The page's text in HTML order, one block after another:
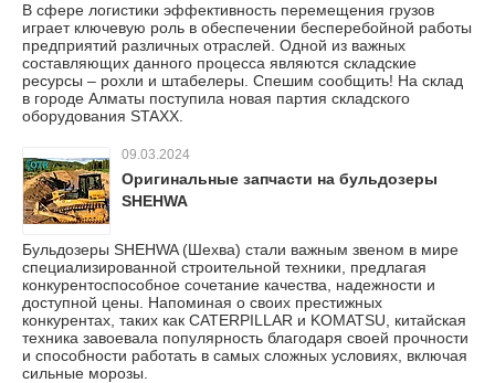
В сфере логистики эффективность перемещения грузов
играет ключевую роль в обеспечении бесперебойной работы
предприятий различных отраслей. Одной из важных
составляющих данного процесса являются складские
ресурсы – рохли и штабелеры. Спешим сообщить! На склад
в городе Алматы поступила новая партия складского
оборудования STAXX.
09.03.2024
Оригинальные запчасти на бульдозеры
SHEHWA
Бульдозеры SHEHWA (Шехва) стали важным звеном в мире
специализированной строительной техники, предлагая
конкурентоспособное сочетание качества, надежности и
доступной цены. Напоминая о своих престижных
конкурентах, таких как CATERPILLAR и KOMATSU, китайская
техника завоевала популярность благодаря своей прочности
и способности работать в самых сложных условиях, включая
сильные морозы.